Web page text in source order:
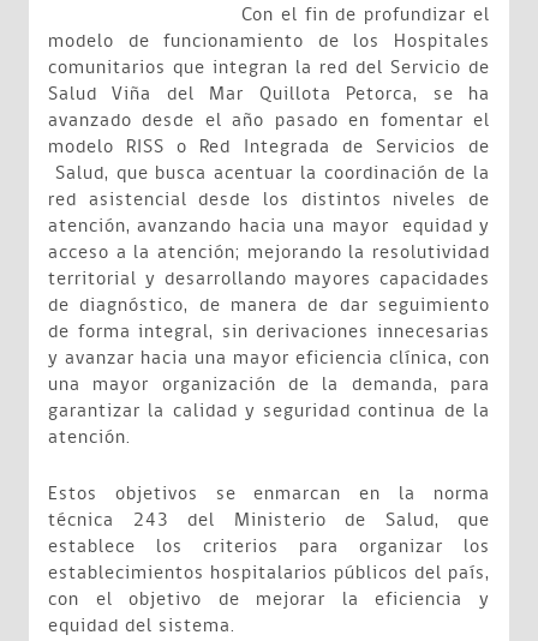
Con el fin de profundizar el
modelo de funcionamiento de los Hospitales
comunitarios que integran la red del Servicio de
Salud Viña del Mar Quillota Petorca, se ha
avanzado desde el año pasado en fomentar el
modelo RISS o Red Integrada de Servicios de
Salud, que busca acentuar la coordinación de la
red asistencial desde los distintos niveles de
atención, avanzando hacia una mayor equidad y
acceso a la atención; mejorando la resolutividad
territorial y desarrollando mayores capacidades
de diagnóstico, de manera de dar seguimiento
de forma integral, sin derivaciones innecesarias
y avanzar hacia una mayor eficiencia clínica, con
una mayor organización de la demanda, para
garantizar la calidad y seguridad continua de la
atención.
Estos objetivos se enmarcan en la norma
técnica 243 del Ministerio de Salud, que
establece los criterios para organizar los
establecimientos hospitalarios públicos del país,
con el objetivo de mejorar la eficiencia y
equidad del sistema.